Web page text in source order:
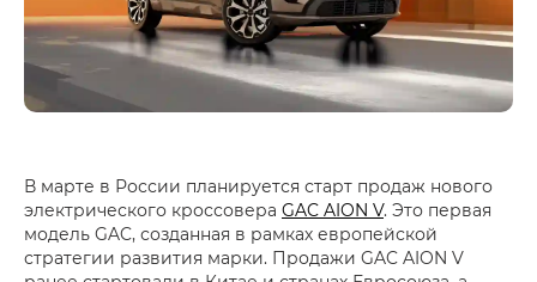
В марте в России планируется старт продаж нового
электрического кроссовера GAC AION V. Это первая
модель GAC, созданная в рамках европейской
стратегии развития марки. Продажи GAC AION V